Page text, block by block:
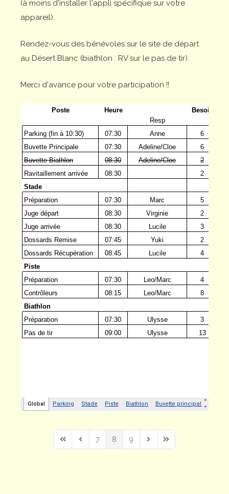
(à moins d'installer l'appli spécifique sur votre
appareil).
Rendez-vous des bénévoles sur le site de départ
au Désert Blanc (biathlon : RV sur le pas de tir).
Merci d'avance pour votre participation !!
First PagePrevious Page
7 8 9
Next PageLast Page